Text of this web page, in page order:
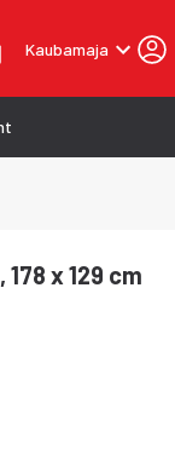
Kaubamaja
x 129 cm